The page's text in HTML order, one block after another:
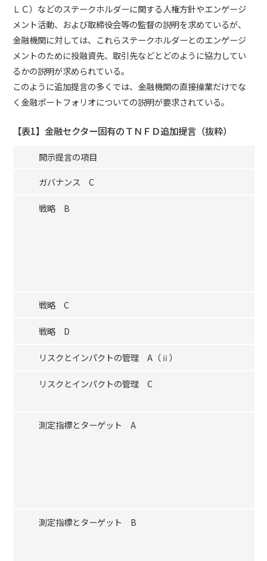
ＬＣ）などのステークホルダーに関する人権方針やエンゲージ
メント活動、および取締役会等の監督の説明を求めているが、
金融機関に対しては、これらステークホルダーとのエンゲージ
メントのために投融資先、取引先などとどのように協力してい
るかの説明が求められている。
このように追加提言の多くでは、金融機関の直接操業だけでな
く金融ポートフォリオについての説明が要求されている。
【表1】金融セクター固有のＴＮＦＤ追加提言（抜粋）
開示提言の項目
ガバナンス C
戦略 B
戦略 C
戦略 D
リスクとインパクトの管理 A（ⅱ）
リスクとインパクトの管理 C
測定指標とターゲット A
測定指標とターゲット B